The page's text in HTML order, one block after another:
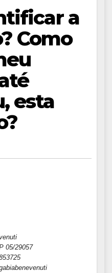
a
Como
esta
05/29057